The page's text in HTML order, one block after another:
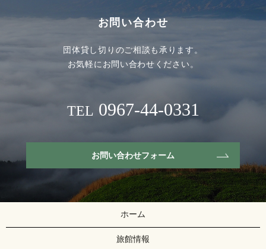
お問い合わせ
団体貸し切りのご相談も承ります。
お気軽にお問い合わせください。
TEL 0967-44-0331
お問い合わせフォーム
ホーム
旅館情報